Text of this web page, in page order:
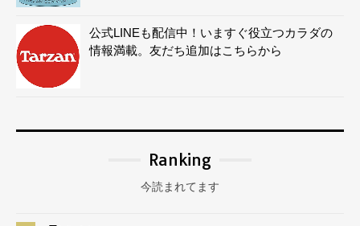
公式LINEも配信中！いますぐ役立つカラダの
情報満載。友だち追加はこちらから
Ranking
今読まれてます